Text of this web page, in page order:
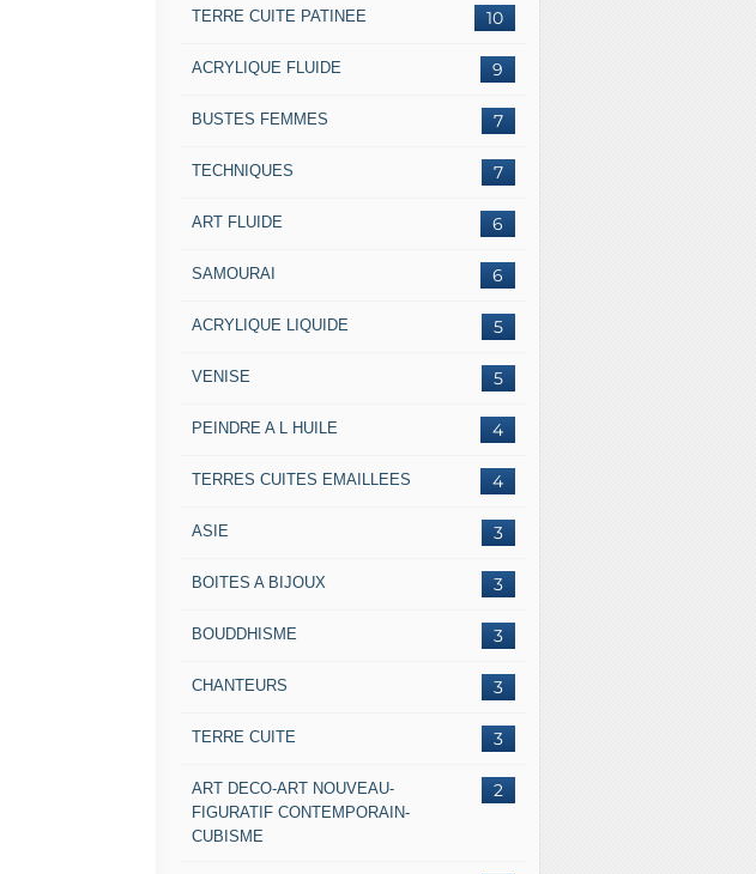
10
TERRE CUITE PATINEE
9
ACRYLIQUE FLUIDE
7
BUSTES FEMMES
7
TECHNIQUES
6
ART FLUIDE
6
SAMOURAI
5
ACRYLIQUE LIQUIDE
5
VENISE
4
PEINDRE A L HUILE
4
TERRES CUITES EMAILLEES
3
ASIE
3
BOITES A BIJOUX
3
BOUDDHISME
3
CHANTEURS
3
TERRE CUITE
2
ART DECO-ART NOUVEAU-
FIGURATIF CONTEMPORAIN-
CUBISME